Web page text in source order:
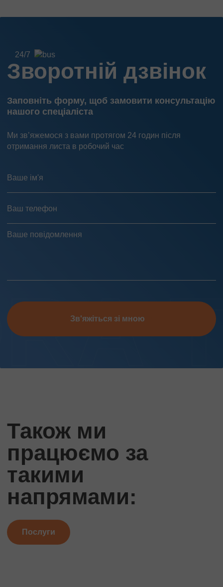
24/7
Зворотній дзвінок
Заповніть форму, щоб замовити консультацію
нашого спеціаліста
Ми зв’яжемося з вами протягом 24 годин після
отримання листа в робочий час
Зв'яжіться зі мною
Також ми
працюємо за
такими
напрямами:
Послуги